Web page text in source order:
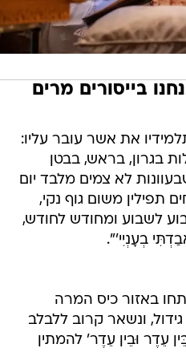
בייסורים מרים
את אשר עובר עליו:
בגרון, בראש, בבטן
לא צמים מלבד יום
תפילין משום גוף נקי,
לשבוע ומחודש לחודש,
בְעָנְיִי'".
באזור כיס המרה
ונשאר קרוב ללבלב
עֵדֶר וּבֵין עֵדֶר' להמתין